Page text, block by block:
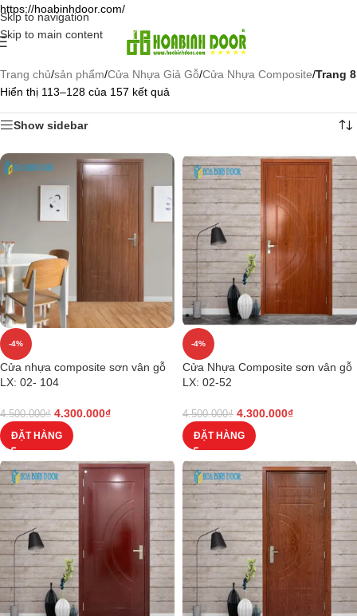
https://hoabinhdoor.com/
Skip to navigation
Skip to main content
Trang chủ/sản phẩm/Cửa Nhựa Giả Gỗ/Cửa Nhựa Composite/Trang 8
Hiển thị 113–128 của 157 kết quả
Show sidebar
-4%
Cửa nhựa composite sơn vân gỗ
LX: 02- 104
4.500.000₫ 4.300.000₫
ĐẶT HÀNG
-4%
Cửa Nhựa Composite sơn vân gỗ
LX: 02-52
4.500.000₫ 4.300.000₫
ĐẶT HÀNG